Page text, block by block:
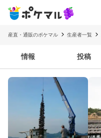
産直・通販のポケマル 生産者一覧
情報 投稿